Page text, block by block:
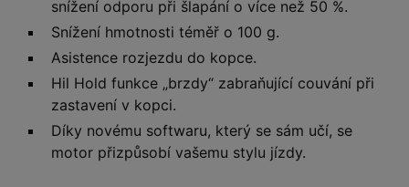
snížení odporu při šlapání o více než 50 %.
Snížení hmotnosti téměř o 100 g.
Asistence rozjezdu do kopce.
Hil Hold funkce „brzdy“ zabraňující couvání při
zastavení v kopci.
Díky novému softwaru, který se sám učí, se
motor přizpůsobí vašemu stylu jízdy.